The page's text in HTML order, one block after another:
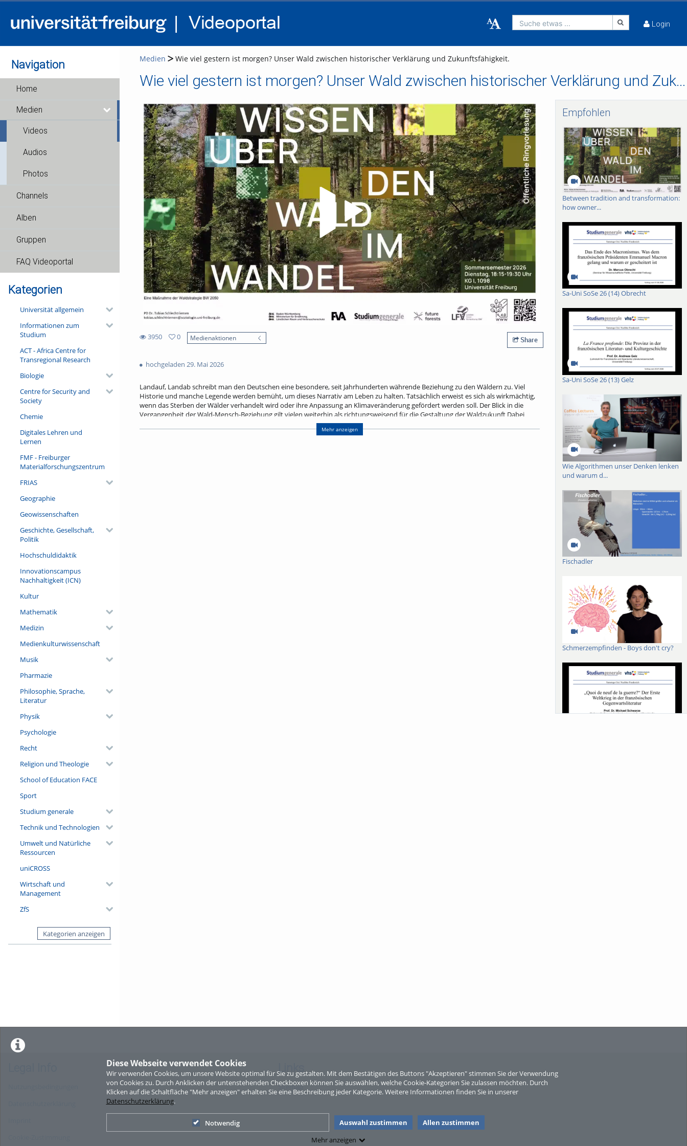
Diese Webseite verwendet Cookies
Wir verwenden Cookies, um unsere Website optimal für Sie zu gestalten. Mit dem Bestätigen des Buttons "Akzeptieren" stimmen Sie der Verwendung
von Cookies zu. Durch Anklicken der untenstehenden Checkboxen können Sie auswählen, welche Cookie-Kategorien Sie zulassen möchten. Durch
Klicken auf die Schaltfläche "Mehr anzeigen" erhalten Sie eine Beschreibung jeder Kategorie. Weitere Informationen finden Sie in unserer
Datenschutzerklärung.
Notwendig Auswahl zustimmen
Allen zustimmen
Mehr anzeigen
Suche etwas ... Login
Navigation
Home
Medien
Videos
Audios
Photos
Channels
Alben
Gruppen
FAQ Videoportal
Kategorien
Universität allgemein
Informationen zum
Studium
ACT - Africa Centre for
Transregional Research
Biologie
Centre for Security and
Society
Chemie
Digitales Lehren und
Lernen
FMF - Freiburger
Materialforschungszentrum
FRIAS
Geographie
Geowissenschaften
Geschichte, Gesellschaft,
Politik
Hochschuldidaktik
Innovationscampus
Nachhaltigkeit (ICN)
Kultur
Mathematik
Medizin
Medienkulturwissenschaft
Musik
Pharmazie
Philosophie, Sprache,
Literatur
Physik
Psychologie
Recht
Religion und Theologie
School of Education FACE
Sport
Studium generale
Technik und Technologien
Umwelt und Natürliche
Ressourcen
uniCROSS
Wirtschaft und
Management
ZfS
Kategorien anzeigen
Medien Wie viel gestern ist morgen? Unser Wald zwischen historischer Verklärung und Zukunftsfähigkeit.
Wie viel gestern ist morgen? Unser Wald zwischen historischer Verklärung und Zukunftsfähigkeit.
Video abspielen
3950
views
0
Medienaktionen Share
hochgeladen 29. Mai 2026
Landauf, Landab schreibt man den Deutschen eine besondere, seit Jahrhunderten währende Beziehung zu den Wäldern zu. Viel
Historie und manche Legende werden bemüht, um dieses Narrativ am Leben zu halten. Tatsächlich erweist es sich als wirkmächtig,
wenn das Sterben der Wälder verhandelt wird oder ihre Anpassung an Klimaveränderung gefördert werden soll. Der Blick in die
Vergangenheit der Wald-Mensch-Beziehung gilt vielen weiterhin als richtungsweisend für die Gestaltung der Waldzukunft Dabei
erweist er sich wissenschaftlichen Studien zufolge zunehmend als Hemmschuh − für einen effektiven Waldnaturschutz ebenso wie
für die Ausrichtung moderner Forstbetriebe. Vor diesem Hintergrund spürt der Vortrag dem Nutzen und den Risiken nach, die mit
Mehr anzeigen
Empfohlen
Between tradition and transformation:
how owner...
Sa-Uni SoSe 26 (14) Obrecht
Sa-Uni SoSe 26 (13) Gelz
Wie Algorithmen unser Denken lenken
und warum d...
Fischadler
Schmerzempfinden - Boys don't cry?
Links
Sitemap